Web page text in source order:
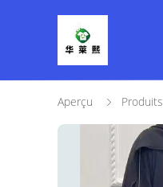
Aperçu Produits